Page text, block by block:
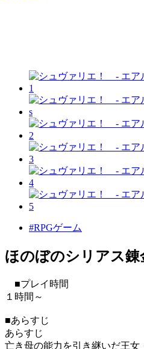
#RPGゲーム
ほのぼのシリアス錬
■プレイ時間
１時間～
■あらすじ
あらすじ
亡き母の能力を引き継いだ王女